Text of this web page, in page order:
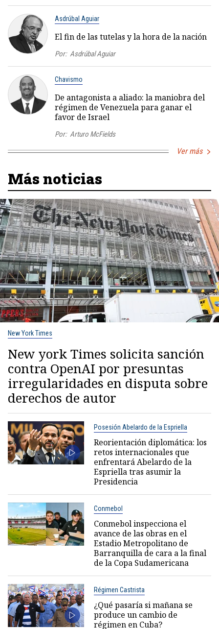
Asdrúbal Aguiar
El fin de las tutelas y la hora de la nación
Por: Asdrúbal Aguiar
Chavismo
De antagonista a aliado: la maniobra del
régimen de Venezuela para ganar el
favor de Israel
Por: Arturo McFields
Ver más
Más noticias
New York Times
New york Times solicita sanción
contra OpenAI por presuntas
irregularidades en disputa sobre
derechos de autor
Posesión Abelardo de la Espriella
Reorientación diplomática: los
retos internacionales que
enfrentará Abelardo de la
Espriella tras asumir la
Presidencia
Conmebol
Conmebol inspecciona el
avance de las obras en el
Estadio Metropolitano de
Barranquilla de cara a la final
de la Copa Sudamericana
Régimen Castrista
¿Qué pasaría si mañana se
produce un cambio de
régimen en Cuba?